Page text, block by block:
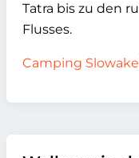
Tatra bis zu den
Flusses.
Camping